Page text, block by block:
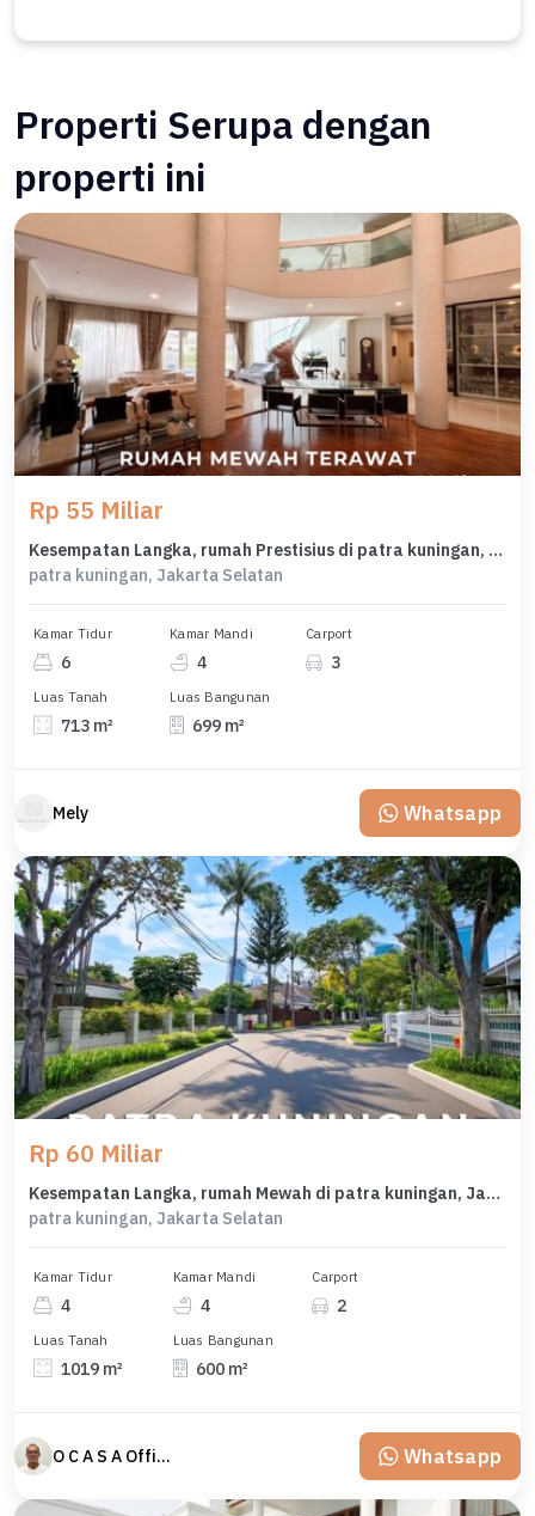
Properti Serupa dengan
properti ini
Rp 55 Miliar
Kesempatan Langka, rumah Prestisius di patra kuningan, Jakarta Selatan, LB 699m²
patra kuningan, Jakarta Selatan
Kamar Tidur
6
Kamar Mandi
4
Carport
3
Luas Tanah
713 m²
Luas Bangunan
699 m²
Mely Whatsapp
Rp 60 Miliar
Kesempatan Langka, rumah Mewah di patra kuningan, Jakarta Selatan, LB 600m²
patra kuningan, Jakarta Selatan
Kamar Tidur
4
Kamar Mandi
4
Carport
2
Luas Tanah
1019 m²
Luas Bangunan
600 m²
O C A S A Official property perfected Whatsapp